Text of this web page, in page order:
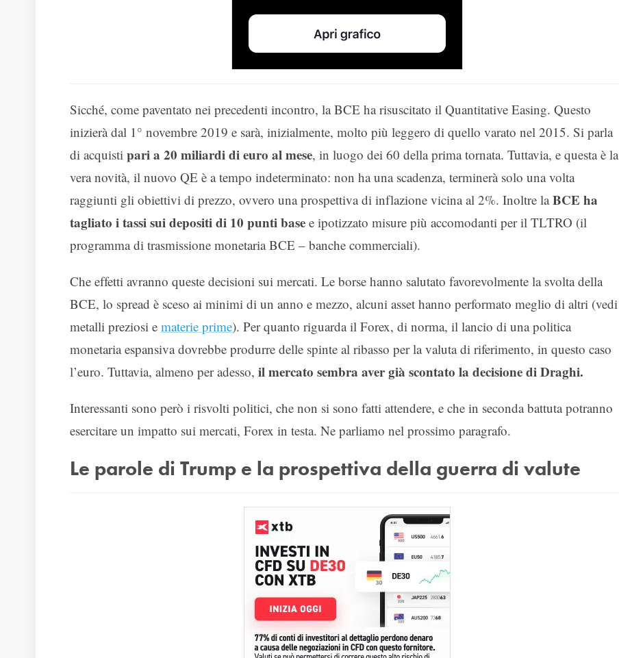
Sicché, come paventato nei precedenti incontro, la BCE ha risuscitato il Quantitative Easing. Questo
inizierà dal 1° novembre 2019 e sarà, inizialmente, molto più leggero di quello varato nel 2015. Si parla
di acquisti pari a 20 miliardi di euro al mese, in luogo dei 60 della prima tornata. Tuttavia, e questa è la
vera novità, il nuovo QE è a tempo indeterminato: non ha una scadenza, terminerà solo una volta
raggiunti gli obiettivi di prezzo, ovvero una prospettiva di inflazione vicina al 2%. Inoltre laBCE ha
tagliato i tassi sui depositi di 10 punti base e ipotizzato misure più accomodanti per il TLTRO (il
programma di trasmissione monetaria BCE – banche commerciali).
Che effetti avranno queste decisioni sui mercati. Le borse hanno salutato favorevolmente la svolta della
BCE, lo spread è sceso ai minimi di un anno e mezzo, alcuni asset hanno performato meglio di altri (vedi
metalli preziosi e materie prime). Per quanto riguarda il Forex, di norma, il lancio di una politica
monetaria espansiva dovrebbe produrre delle spinte al ribasso per la valuta di riferimento, in questo caso
l’euro. Tuttavia, almeno per adesso, il mercato sembra aver già scontato la decisione di Draghi.
Interessanti sono però i risvolti politici, che non si sono fatti attendere, e che in seconda battuta potranno
esercitare un impatto sui mercati, Forex in testa. Ne parliamo nel prossimo paragrafo.
Le parole di Trump e la prospettiva della guerra di valute